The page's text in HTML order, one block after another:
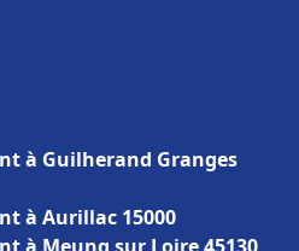
à Guilherand Granges
à Aurillac 15000